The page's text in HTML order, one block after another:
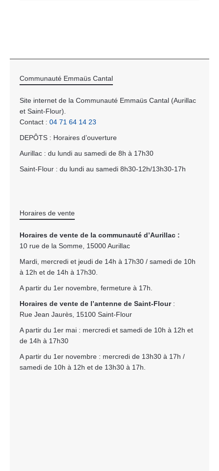
Communauté Emmaüs Cantal
Site internet de la Communauté Emmaüs Cantal (Aurillac
et Saint-Flour).
Contact : 04 71 64 14 23
DEPÔTS : Horaires d’ouverture
Aurillac : du lundi au samedi de 8h à 17h30
Saint-Flour : du lundi au samedi 8h30-12h/13h30-17h
Horaires de vente
Horaires de vente de la communauté d’Aurillac :
10 rue de la Somme, 15000 Aurillac
Mardi, mercredi et jeudi de 14h à 17h30 / samedi de 10h
à 12h et de 14h à 17h30.
A partir du 1er novembre, fermeture à 17h.
Horaires de vente de l’antenne de Saint-Flour:
Rue Jean Jaurès, 15100 Saint-Flour
A partir du 1er mai : mercredi et samedi de 10h à 12h et
de 14h à 17h30
A partir du 1er novembre : mercredi de 13h30 à 17h /
samedi de 10h à 12h et de 13h30 à 17h.